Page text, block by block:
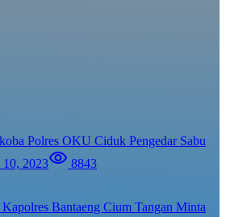
Polres OKU Ciduk Pengedar Sabu
10, 2023 8843
Kapolres Bantaeng Cium Tangan Minta